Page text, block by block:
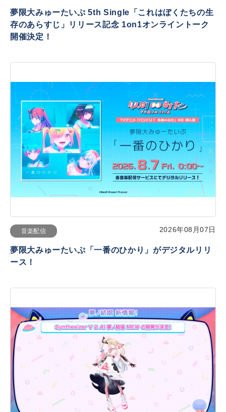
夢限大みゅーたいぷ 5th Single「これはぼくたちの生
存のあらすじ」リリース記念 1on1オンライントーク
開催決定！
音楽配信 2026年08月07日
夢限大みゅーたいぷ「一番のひかり」がデジタルリリ
ース！